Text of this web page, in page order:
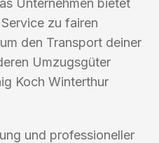
Unternehmen bietet
zu fairen
den Transport deiner
Umzugsgüter
Koch Winterthur
und professioneller